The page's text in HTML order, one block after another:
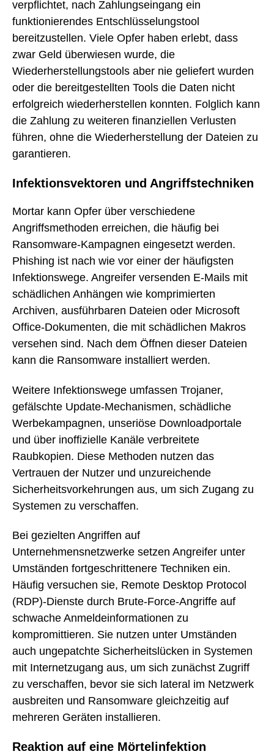
verpflichtet, nach Zahlungseingang ein
funktionierendes Entschlüsselungstool
bereitzustellen. Viele Opfer haben erlebt, dass
zwar Geld überwiesen wurde, die
Wiederherstellungstools aber nie geliefert wurden
oder die bereitgestellten Tools die Daten nicht
erfolgreich wiederherstellen konnten. Folglich kann
die Zahlung zu weiteren finanziellen Verlusten
führen, ohne die Wiederherstellung der Dateien zu
garantieren.
Infektionsvektoren und Angriffstechniken
Mortar kann Opfer über verschiedene
Angriffsmethoden erreichen, die häufig bei
Ransomware-Kampagnen eingesetzt werden.
Phishing ist nach wie vor einer der häufigsten
Infektionswege. Angreifer versenden E-Mails mit
schädlichen Anhängen wie komprimierten
Archiven, ausführbaren Dateien oder Microsoft
Office-Dokumenten, die mit schädlichen Makros
versehen sind. Nach dem Öffnen dieser Dateien
kann die Ransomware installiert werden.
Weitere Infektionswege umfassen Trojaner,
gefälschte Update-Mechanismen, schädliche
Werbekampagnen, unseriöse Downloadportale
und über inoffizielle Kanäle verbreitete
Raubkopien. Diese Methoden nutzen das
Vertrauen der Nutzer und unzureichende
Sicherheitsvorkehrungen aus, um sich Zugang zu
Systemen zu verschaffen.
Bei gezielten Angriffen auf
Unternehmensnetzwerke setzen Angreifer unter
Umständen fortgeschrittenere Techniken ein.
Häufig versuchen sie, Remote Desktop Protocol
(RDP)-Dienste durch Brute-Force-Angriffe auf
schwache Anmeldeinformationen zu
kompromittieren. Sie nutzen unter Umständen
auch ungepatchte Sicherheitslücken in Systemen
mit Internetzugang aus, um sich zunächst Zugriff
zu verschaffen, bevor sie sich lateral im Netzwerk
ausbreiten und Ransomware gleichzeitig auf
mehreren Geräten installieren.
Reaktion auf eine Mörtelinfektion